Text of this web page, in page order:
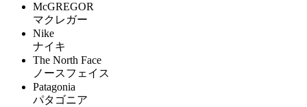
McGREGOR
マクレガー
Nike
ナイキ
The North Face
ノースフェイス
Patagonia
パタゴニア